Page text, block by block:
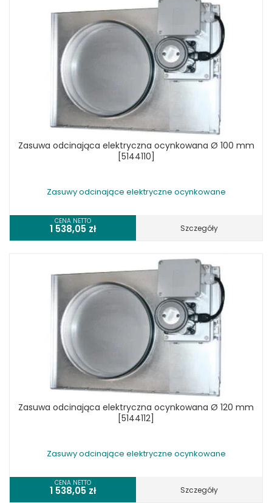
Zasuwa odcinająca elektryczna ocynkowana Ø 100 mm
[5144110]
Zasuwy odcinające elektryczne ocynkowane
CENA NETTO
1 538,05 zł Szczegóły
Zasuwa odcinająca elektryczna ocynkowana Ø 120 mm
[5144112]
Zasuwy odcinające elektryczne ocynkowane
CENA NETTO
1 538,05 zł Szczegóły